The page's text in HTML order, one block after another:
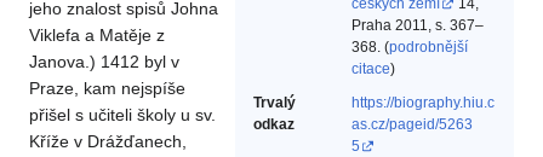
českých zemí
14,
Praha 2011, s. 367–
368. (podrobnější
citace)
Trvalý
odkaz
https://biography.hiu.c
as.cz/pageid/5263
5
jeho znalost spisů Johna
Viklefa a Matěje z
Janova.) 1412 byl v
Praze, kam nejspíše
přišel s učiteli školy u sv.
Kříže v Drážďanech,